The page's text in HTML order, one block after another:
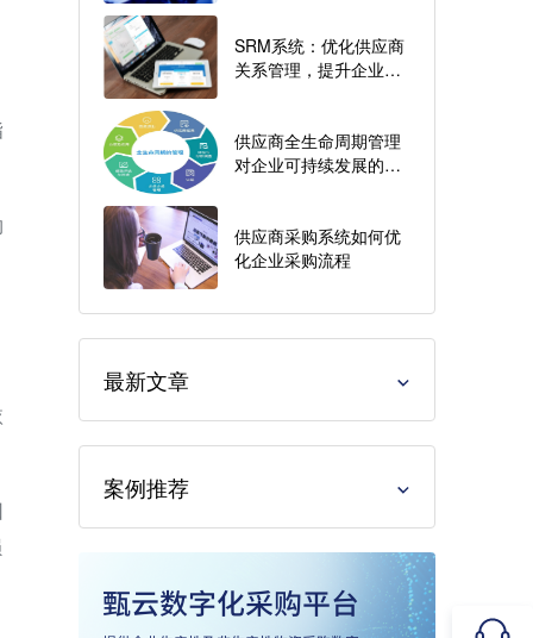
SRM系统：优化供应商
关系管理，提升企业核
供应商全生命周期管理
对企业可持续发展的影
供应商采购系统如何优
化企业采购流程
最新文章
案例推荐